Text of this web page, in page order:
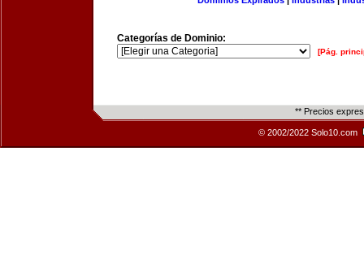
Categorías de Dominio:
[Pág.
** Precios
© 2002/2022 Solo10.com